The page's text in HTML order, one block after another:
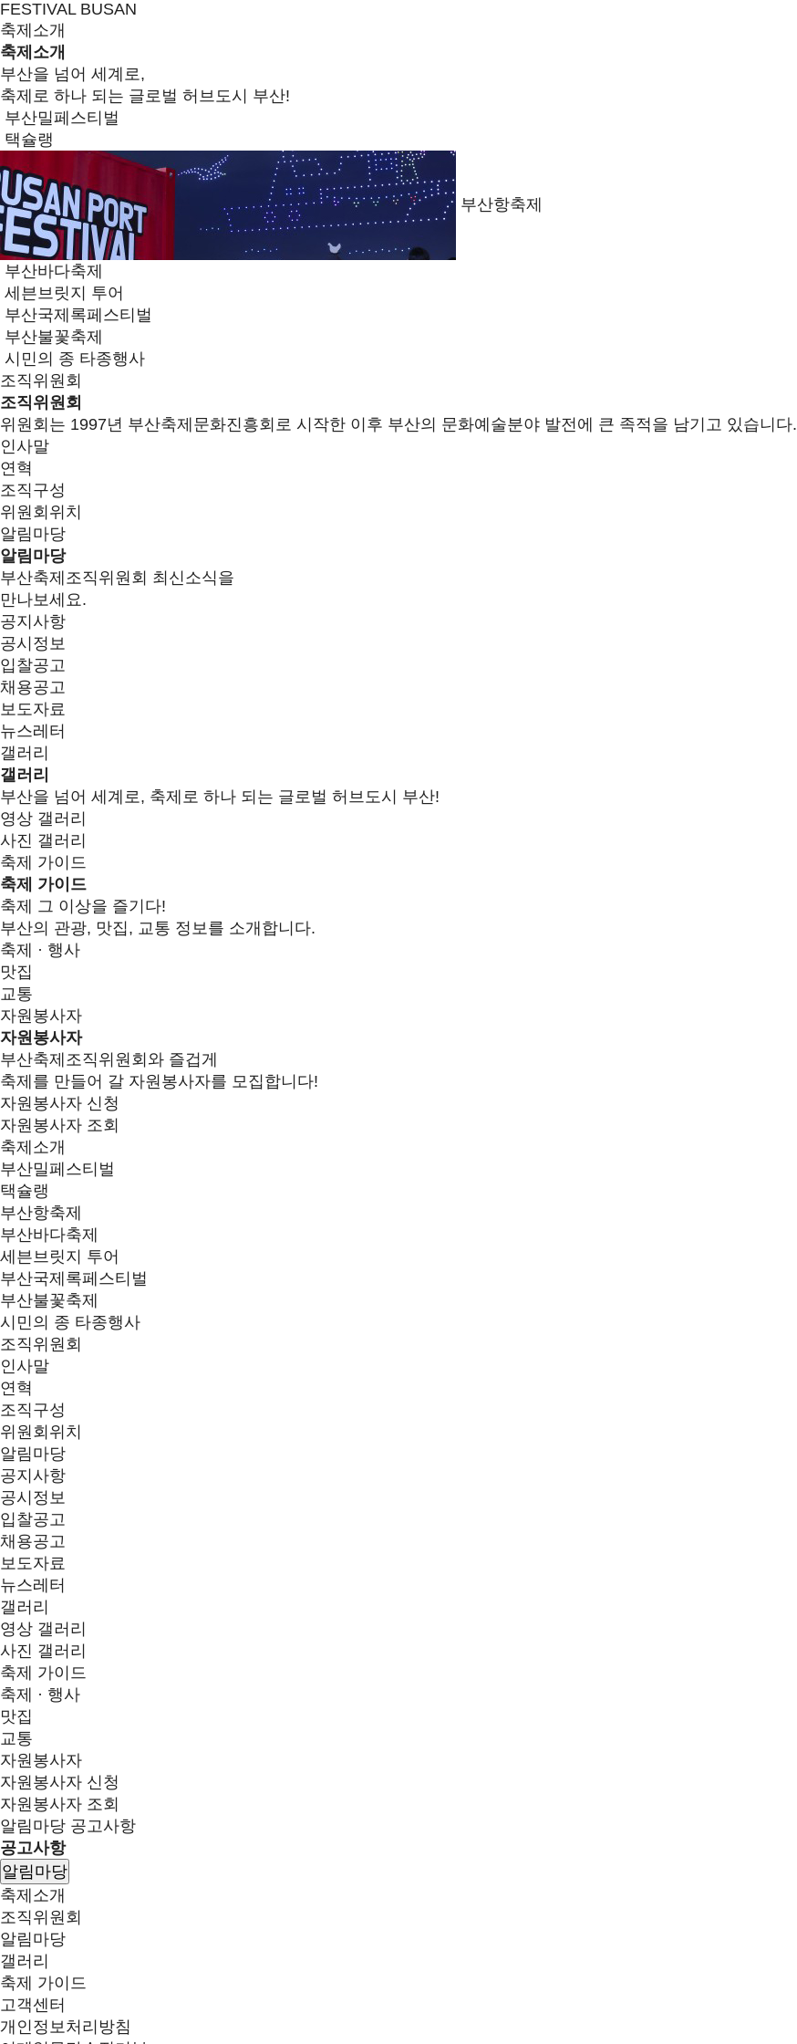
FESTIVAL BUSAN
축제소개
축제소개
부산을 넘어 세계로,
축제로 하나 되는 글로벌 허브도시 부산!
부산밀페스티벌
택슐랭
부산항축제
부산바다축제
세븐브릿지 투어
부산국제록페스티벌
부산불꽃축제
시민의 종 타종행사
조직위원회
조직위원회
위원회는 1997년 부산축제문화진흥회로 시작한 이후 부산의 문화예술분야 발전에 큰 족적을 남기고 있습니다.
인사말
연혁
조직구성
위원회위치
알림마당
알림마당
부산축제조직위원회 최신소식을
만나보세요.
공지사항
공시정보
입찰공고
채용공고
보도자료
뉴스레터
갤러리
갤러리
부산을 넘어 세계로, 축제로 하나 되는 글로벌 허브도시 부산!
영상 갤러리
사진 갤러리
축제 가이드
축제 가이드
축제 그 이상을 즐기다!
부산의 관광, 맛집, 교통 정보를 소개합니다.
축제 · 행사
맛집
교통
자원봉사자
자원봉사자
부산축제조직위원회와 즐겁게
축제를 만들어 갈 자원봉사자를 모집합니다!
자원봉사자 신청
자원봉사자 조회
축제소개
부산밀페스티벌
택슐랭
부산항축제
부산바다축제
세븐브릿지 투어
부산국제록페스티벌
부산불꽃축제
시민의 종 타종행사
조직위원회
인사말
연혁
조직구성
위원회위치
알림마당
공지사항
공시정보
입찰공고
채용공고
보도자료
뉴스레터
갤러리
영상 갤러리
사진 갤러리
축제 가이드
축제 · 행사
맛집
교통
자원봉사자
자원봉사자 신청
자원봉사자 조회
알림마당 공고사항
공고사항
알림마당
축제소개
조직위원회
알림마당
갤러리
축제 가이드
고객센터
개인정보처리방침